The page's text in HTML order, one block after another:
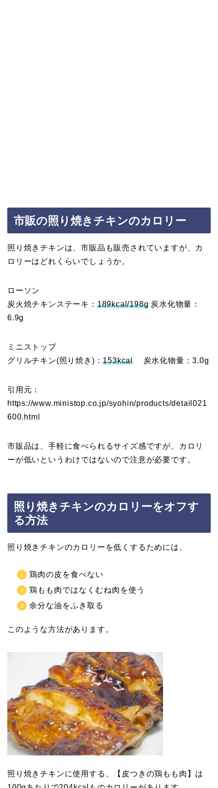
市販の照り焼きチキンのカロリー
照り焼きチキンは、市販品も販売されていますが、カ
ロリーはどれくらいでしょうか。
ローソン
炭火焼チキンステーキ： 189kcal/198g 炭水化物量：
6.9g
ミニストップ
グリルチキン(照り焼き)：153kcal 炭水化物量：3.0g
引用元：
https://www.ministop.co.jp/syohin/products/detail021
600.html
市販品は、手軽に食べられるサイズ感ですが、カロリ
ーが低いというわけではないので注意が必要です。
照り焼きチキンのカロリーをオフす
る方法
照り焼きチキンのカロリーを低くするためには、
鶏肉の皮を食べない
鶏もも肉ではなくむね肉を使う
余分な油をふき取る
このような方法があります。
照り焼きチキンに使用する、【皮つきの鶏もも肉】は